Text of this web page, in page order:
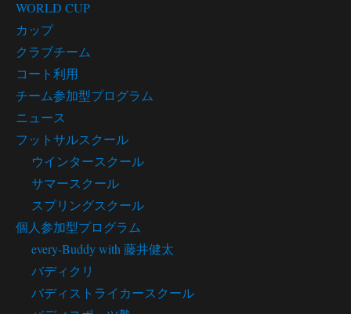
WORLD CUP
カップ
クラブチーム
コート利用
チーム参加型プログラム
ニュース
フットサルスクール
ウインタースクール
サマースクール
スプリングスクール
個人参加型プログラム
every-Buddy with 藤井健太
バディクリ
バディストライカースクール